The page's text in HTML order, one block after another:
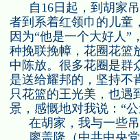
自 16日起，到胡家
者到系着红领巾的儿童
因为“他是一个大好人
种挽联挽幛，花圈花篮
中陈放。很多花圈是群
是送给耀邦的，坚持不
只花篮的王光美，也遇
景，感慨地对我说：“
在胡家，我与一些
廖盖隆（ 中共中央